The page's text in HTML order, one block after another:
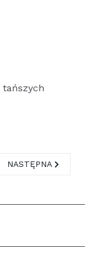
tańszych
ASUS -
NASTĘPNA
NASTĘPNA